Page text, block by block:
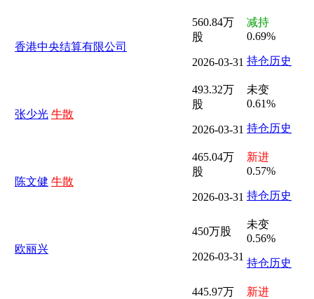
香港中央结算有限公司
560.84万
股
2026-03-31
减持
0.69%
持仓历史
张少光 牛散
493.32万
股
2026-03-31
未变
0.61%
持仓历史
陈文健 牛散
465.04万
股
2026-03-31
新进
0.57%
持仓历史
欧丽兴
450万股
2026-03-31
未变
0.56%
持仓历史
445.97万
新进